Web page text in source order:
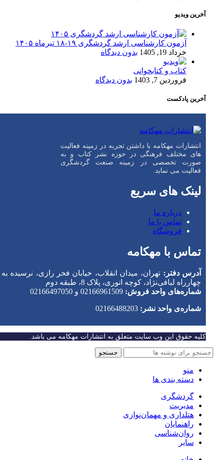
آخرین ویدیو
آزمون کارشناسی ارشد گردشگری ۱۹-۱۸ تیرماه ۱۴۰۵
خرداد 19, 1405
بدون دیدگاه
کتاب و کتابخوانی
فروردین 7, 1403
بدون دیدگاه
آخرین پادکست
انتشارات مهکامه با داشتن تجربه در زمینه فعالیت
های مختلف فرهنگی در حوزه نشر کتاب و به
صورت تخصصی در زمینه صنعت گردشگری
فعالیت می نماید.
لینک های سریع
درباره ما
تماس با ما
فروشگاه
تماس با مهکامه
آدرس دفتر: تهران، میدان انقلاب، خیابان فخر رازی، نرسیده به
چهارراه لبافی‌نژاد، کوچه انوری، پلاک 8، طبقه دوم
شماره‌های واحد فروش: 02166961509 و 02166497050
شماره‌‌ی واحد نشر:
کلیه حقوق این وب سایت متعلق به انتشارات مهکامه می باشد.
جستجو
منو
دسته بندی ها
گردشگری
مدیریت
هتلداری و مهمان‌نوازی
راهنمایان
روان‌شناسی
سایر